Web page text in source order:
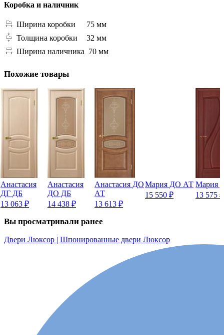
Коробка и наличник
Ширина коробки
75 мм
Толщина коробки
32 мм
Ширина наличника 70 мм
Похожие товары
Анастасия
ДГ ДБ
13 063 ₽
Анастасия
ДО ДБ
14 438 ₽
Анастасия ДО
АТ
13 613 ₽
Мария ДО АТ
15 550 ₽
Мария
13 575 ₽
Вы просматривали ранее
Двери Люксор | Шпонированные двери Люксор